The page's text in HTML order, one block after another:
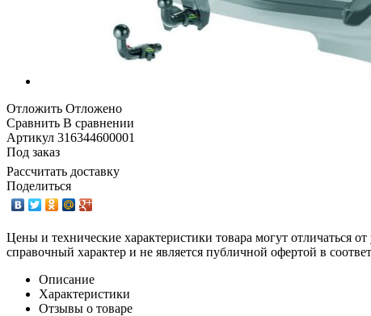
Отложить Отложено
Сравнить В сравнении
Артикул 316344600001
Под заказ
Рассчитать доставку
Поделиться
Цены и технические характеристики товара могут отличаться
справочный характер и не является публичной офертой в
Описание
Характеристики
Отзывы о товаре